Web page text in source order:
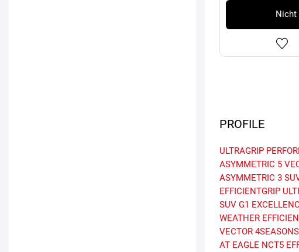
Nicht
PROFILE
ULTRAGRIP
ASYMMETRIC 5
ASYMMETRIC 3
EFFICIENTGRIP
SUV G1
WEATHER
VECTOR 4SEASONS
AT EAGLE NCT5